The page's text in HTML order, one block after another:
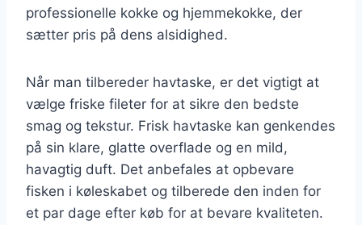
professionelle kokke og hjemmekokke, der
sætter pris på dens alsidighed.
Når man tilbereder havtaske, er det vigtigt at
vælge friske fileter for at sikre den bedste
smag og tekstur. Frisk havtaske kan genkendes
på sin klare, glatte overflade og en mild,
havagtig duft. Det anbefales at opbevare
fisken i køleskabet og tilberede den inden for
et par dage efter køb for at bevare kvaliteten.